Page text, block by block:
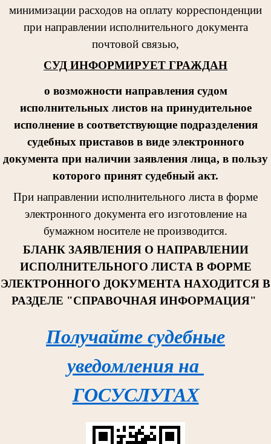
минимизации расходов на оплату корреспонденции
при направлении исполнительного документа
почтовой связью,
СУД ИНФОРМИРУЕТ ГРАЖДАН
о возможности направления судом
исполнительных листов на принудительное
исполнение в соответствующие подразделения
судебных приставов в виде электронного
документа при наличии заявления лица, в пользу
которого принят судебный акт.
При направлении исполнительного листа в форме
электронного документа его изготовление на
бумажном носителе не производится.
БЛАНК ЗАЯВЛЕНИЯ О НАПРАВЛЕНИИ
ИСПОЛНИТЕЛЬНОГО ЛИСТА В ФОРМЕ
ЭЛЕКТРОННОГО ДОКУМЕНТА НАХОДИТСЯ В
РАЗДЕЛЕ "СПРАВОЧНАЯ ИНФОРМАЦИЯ"
Получайте судебные
уведомления на
ГОСУСЛУГАХ